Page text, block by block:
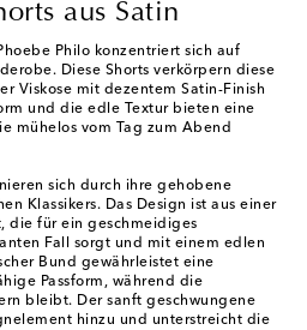
aus Satin
Philo konzentriert sich auf
Diese Shorts verkörpern diese
Viskose mit dezentem Satin-Finish
und die edle Textur bieten eine
mühelos vom Tag zum Abend
sich durch ihre gehobene
Klassikers. Das Design ist aus einer
die für ein geschmeidiges
Fall sorgt und mit einem edlen
Bund gewährleistet eine
Passform, während die
bleibt. Der sanft geschwungene
hinzu und unterstreicht die